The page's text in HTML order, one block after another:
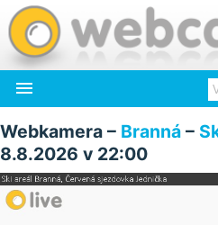

Webkamera – Branná –
8.8.2026 v 22:00